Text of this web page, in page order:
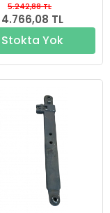
4.766,08 TL
5.242,88 TL
Stokta Yok